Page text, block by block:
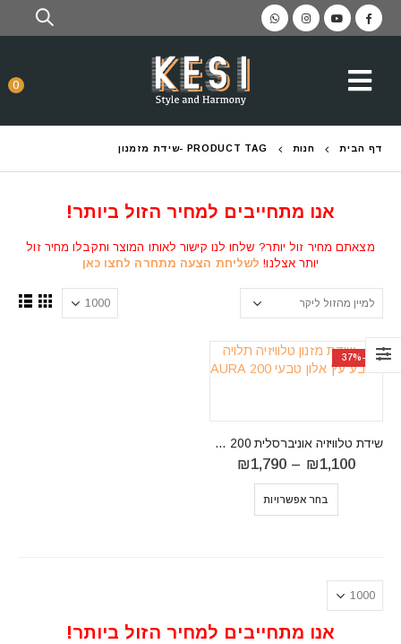
0
דף הבית חנות PRODUCT TAG - שידת מזמנון
אנו מתחייבים למחיר הזול ביותר!
מצאתם מחיר זול יותר? שלחו לנו קישור לאותו המוצר ותקבלו מחיר זול
יותר אצלנו! לשליחת הצעה מתחרה לחצו כאן
-37%
שידת טלוויזיה אוניברסלית RTV AURA 200
₪1,100
–
₪1,790
בחר אפשרויות
אנו מתחייבים למחיר הזול ביותר!